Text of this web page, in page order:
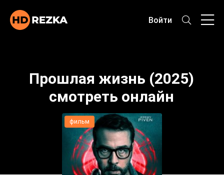
Войти
Прошлая жизнь (2025)
смотреть онлайн
фильм